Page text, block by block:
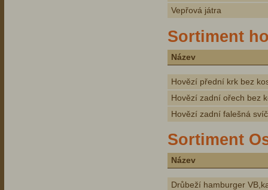
Vepřová játra
Sortiment
Název
Hovězí přední krk bez
Hovězí zadní ořech bez
Hovězí zadní falešná
Sortiment
Název
Drůbeží hamburger